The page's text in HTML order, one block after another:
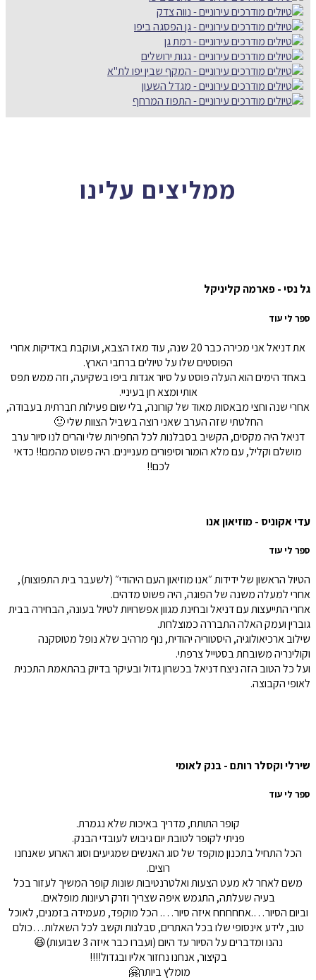
ממליצים עלינו
גל נסי - פארמה קליניקל
ספר לי עוד
את דניאל אני מכירה כבר 20 שנה, עוד מאז הצבא, ועוקבת באדיקות אחרי
הפוסטים שלו על טיולים ברחבי הארץ.
באחד הימים הוא העלה פוסט על סיור אגדות ביפו בשקיעה, וזה ממש תפס
אותי ומצא חן בעיניי.
אחרי שנה וחצי מבאסות מאוד של קורונה, בלי שום פעילות חברתית בעבודה,
החלטתי שזה הערב שאני רוצה בשביל הצוות שלי 🙂
דניאל היה מקסים, הקשיב בסבלנות לכל החפירות שלי והרים לנו סיור ערב
מושלם וקליל, עם מלא הומור וסיפורים מעניינים. היה פשוט מהמם!! כדאי
לכם!!
עדי אקוניס - מוזיאון אנו
ספר לי עוד
הטיול הראשון של ידידות ״אנו מוזיאון העם היהודי״ (לשעבר בית התפוצות),
אחרי למעלה משנה של הפוגה, היה פשוט מדהים.
אחרי התייעצות עם דניאל ובחינת מגוון אפשרויות לטיול בעונה, הבחירה בבית
גוברין ועמק האלה התבררה כמוצלחת.
שילוב ארכיאולוגיה, היסטוריה יהודית, נוף מרהיב שלא נופל מטוסקנה
וקולינריה משובחת בסטייל צרפתי.
ועל כל הטוב הזה ניצח דניאל בכשרון גדול ובעיקר בדיוק בהתאמת התכנית
לאופי הקבוצה.
שירלי וקסלר רותם - בנק לאומי
ספר לי עוד
קופר התותח, מדריך באיכות שלא נגמרת.
פניתי לקופר לטובת יום גיבוש לעובדי הבנק.
הכל התחיל בתכנון מוקפד של סוג האנשים שמגיעים וסוג הארוע שאנחנו
רוצים.
משם לאחר לא מעט הצעות ואלטרנטיבות שונות קופר המשיך לעזור בכל
בעיה שעלתה, התגמש איפה שצריך וזרק רעיונות מופלאים.
וביום הסיור….אחחחחח איזה סיור…. הכל מוקפד, מעמידה בזמנים, לאוכל
טוב, לידע אינסופי שלו בכל האתרים, סבלנות וקשב לכל השאלות…כולם
נהנו ומדברים על הסיור עד היום (ועברו כבר איזה 3 שבועות)😆
בקיצור, אנחנו נחזור אליו ובגדול!!!!
מומלץ ביותר🤗